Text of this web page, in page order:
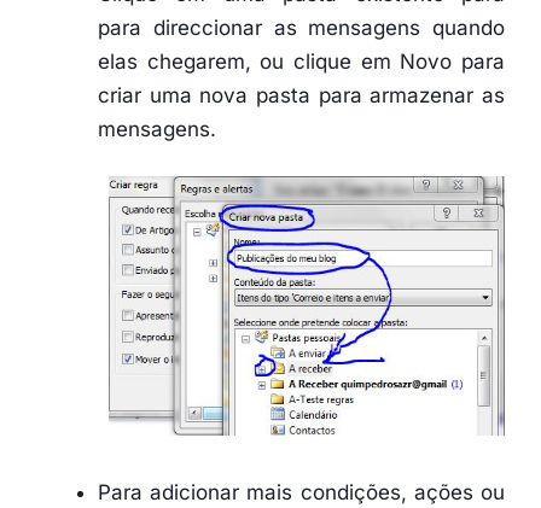
para direccionar as mensagens quando
elas chegarem, ou clique em Novo para
criar uma nova pasta para armazenar as
mensagens.
Para adicionar mais condições, ações ou